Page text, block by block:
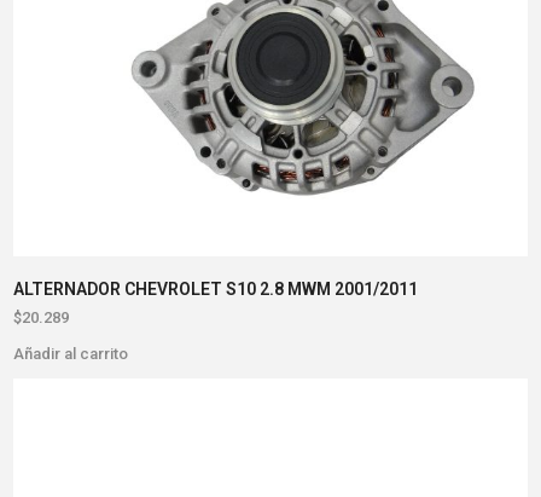
ALTERNADOR CHEVROLET S10 2.8 MWM 2001/2011
$20.289
Añadir al carrito